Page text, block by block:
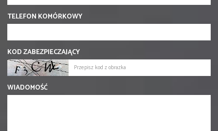
TELEFON KOMÓRKOWY
KOD ZABEZPIECZAJĄCY
WIADOMOŚĆ